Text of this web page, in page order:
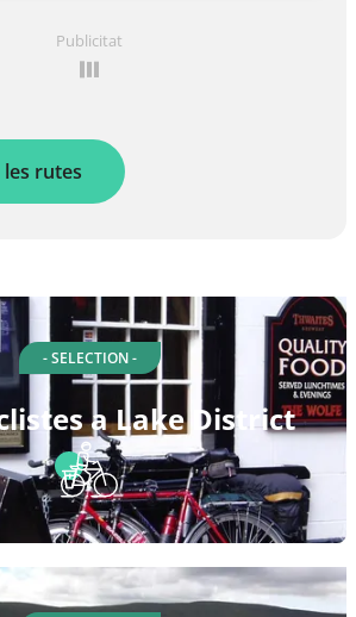
Publicitat
rutes
- SELECTION -
a Lake District